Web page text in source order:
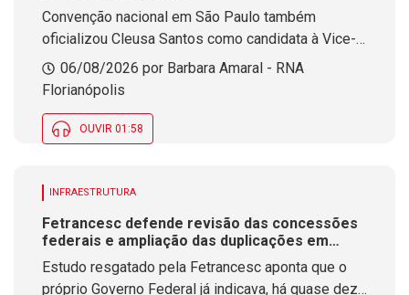
Convenção nacional em São Paulo também
oficializou Cleusa Santos como candidata à Vice-
Presidência pelo partido
06/08/2026 por Barbara Amaral - RNA
Florianópolis
OUVIR 01:58
INFRAESTRUTURA
Fetrancesc defende revisão das concessões
federais e ampliação das duplicações em
rodovias de SC
Estudo resgatado pela Fetrancesc aponta que o
próprio Governo Federal já indicava, há quase dez